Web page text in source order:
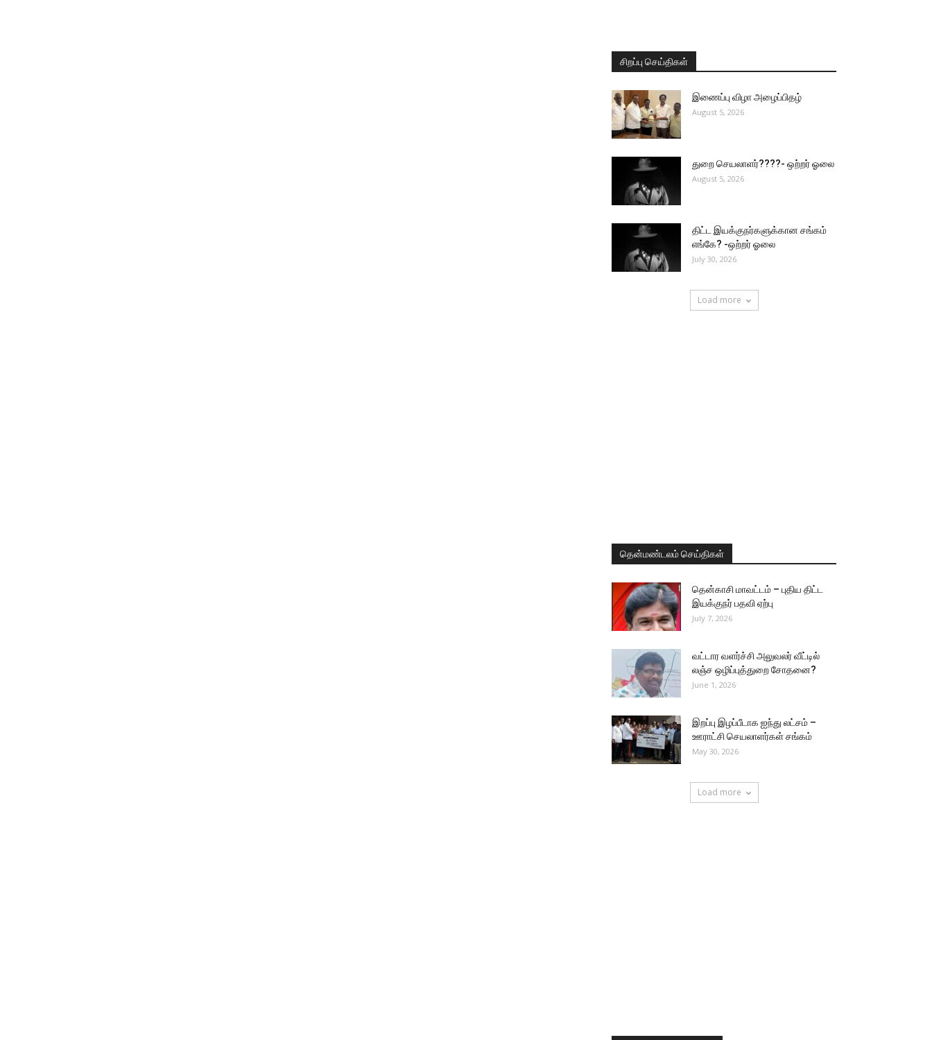
சிறப்பு செய்திகள்
இணைப்பு விழா அழைப்பிதழ்
August 5, 2026
துறை செயலாளர்????- ஒற்றர் ஓலை
August 5, 2026
திட்ட இயக்குநர்களுக்கான சங்கம்
எங்கே? -ஒற்றர் ஓலை
July 30, 2026
Load more
தென்மண்டலம் செய்திகள்
தென்காசி மாவட்டம் – புதிய திட்ட
இயக்குநர் பதவி ஏற்பு
July 7, 2026
வட்டார வளர்ச்சி அலுவலர் வீட்டில்
லஞ்ச ஒழிப்புத்துறை சோதனை?
June 1, 2026
இறப்பு இழப்பீடாக ஐந்து லட்சம் –
ஊராட்சி செயலாளர்கள் சங்கம்
May 30, 2026
Load more